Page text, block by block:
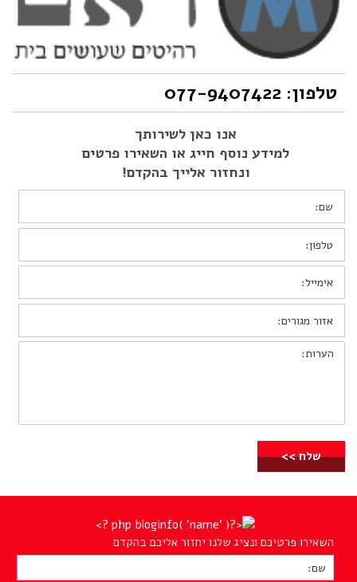
טלפון: 077-9407422
אנו כאן לשירותך
למידע נוסף חייג או השאירו פרטים
ונחזור אלייך בהקדם!
שם:*
טלפון:*
אימייל:*
אזור
מגורים:
הערות:
השאירו פרטיכם ונציג שלנו יחזור אליכם בהקדם
שם:*